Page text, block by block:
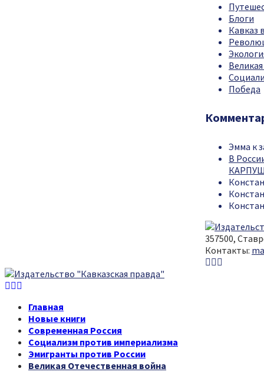
Блоги
Кавказ
Победа
Эмма к
В
357500,
Контакты:
Youtube
Vk
Youtube
Vk
Главная
Новые книги
Современная Россия
Социализм против империализма
Эмигранты против России
Великая Отечественная война